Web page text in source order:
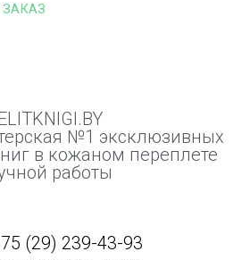
№1 эксклюзивных
в кожаном переплете
работы
(29) 239-43-93